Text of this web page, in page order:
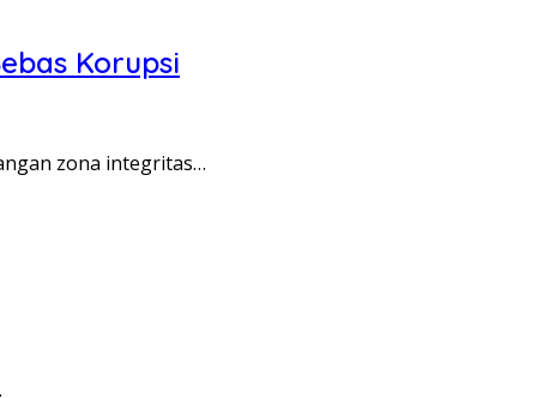
Korupsi
zona integritas…